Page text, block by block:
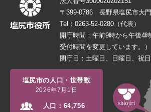
〒399-0786 長野県塩尻市大
Tel：0263-52-0280（代表）
開庁時間：午前9時から午後4
受付時間を変更しています。）
閉庁日：土曜日、日曜日、祝
塩尻市の人口・世帯数
2026年7月1日
人口： 64,756